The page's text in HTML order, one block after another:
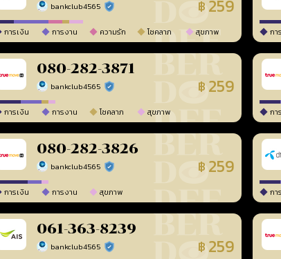
bankclub4565 ร้านยืนยันแล้ว ฿ 259
การเงิน การงาน ความรัก โชคลาภ สุขภาพ กา
080-282-3871
bankclub4565 ร้านยืนยันแล้ว ฿ 259
การเงิน การงาน โชคลาภ สุขภาพ กา
080-282-3826
bankclub4565 ร้านยืนยันแล้ว ฿ 259
การเงิน การงาน สุขภาพ กา
061-363-8239
bankclub4565 ร้านยืนยันแล้ว ฿ 259